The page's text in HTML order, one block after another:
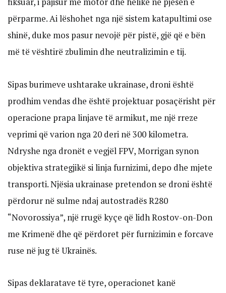
përparme. Ai lëshohet nga një sistem katapultimi ose
shinë, duke mos pasur nevojë për pistë, gjë që e bën
më të vështirë zbulimin dhe neutralizimin e tij.
Sipas burimeve ushtarake ukrainase, droni është
prodhim vendas dhe është projektuar posaçërisht për
operacione prapa linjave të armikut, me një rreze
veprimi që varion nga 20 deri në 300 kilometra.
Ndryshe nga dronët e vegjël FPV, Morrigan synon
objektiva strategjikë si linja furnizimi, depo dhe mjete
transporti. Njësia ukrainase pretendon se droni është
përdorur në sulme ndaj autostradës R280
“Novorossiya”, një rrugë kyçe që lidh Rostov-on-Don
me Krimenë dhe që përdoret për furnizimin e forcave
ruse në jug të Ukrainës.
Sipas deklaratave të tyre, operacionet kanë